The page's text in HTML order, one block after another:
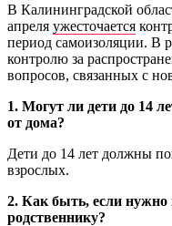
В Калининградской
апреля ужесточается
период самоизоляции. В
контролю за
вопросов, связанных с
1. Могут ли дети до 14
от дома?
Дети до 14 лет должны
взрослых.
2. Как быть, если
родственнику?